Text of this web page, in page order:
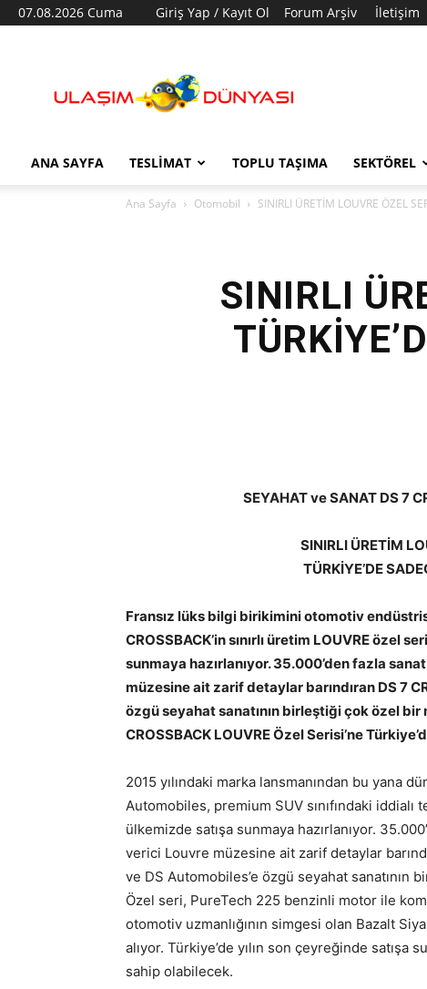
07.08.2026 Cuma Giriş Yap / Kayıt Ol Forum Arşiv İletişim
Dünyası
ANA SAYFA TESLIMAT TOPLU TAŞIMA SEKTÖREL
Ana Sayfa Otomobil SINIRLI ÜRETİM LOUVRE ÖZEL
SINIRLI
SEYAHAT ve SANAT DS 7
SINIRLI ÜRETİM
TÜRKİYE’DE
Fransız lüks bilgi birikimini otomotiv
CROSSBACK’in sınırlı üretim LOUVRE özel
sunmaya hazırlanıyor. 35.000’den fazla
müzesine ait zarif detaylar barındıran DS 7
özgü seyahat sanatının birleştiği çok özel bir
CROSSBACK LOUVRE Özel Serisi’ne
2015 yılındaki marka lansmanından bu yana
Automobiles, premium SUV sınıfındaki iddialı
ülkemizde satışa sunmaya hazırlanıyor.
verici Louvre müzesine ait zarif detaylar
ve DS Automobiles’e özgü seyahat sanatının
Özel seri, PureTech 225 benzinli motor ile
otomotiv uzmanlığının simgesi olan Bazalt
alıyor. Türkiye’de yılın son çeyreğinde
sahip olabilecek.